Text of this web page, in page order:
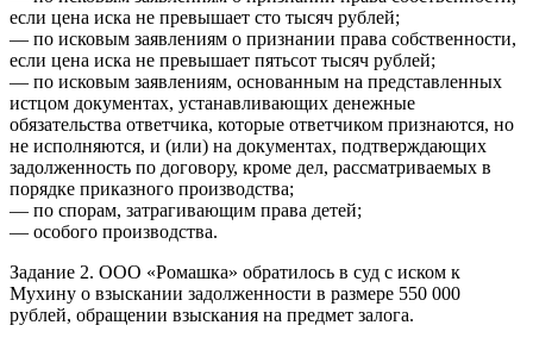
если цена иска не превышает сто тысяч рублей;
— по исковым заявлениям о признании права собственности,
если цена иска не превышает пятьсот тысяч рублей;
— по исковым заявлениям, основанным на представленных
истцом документах, устанавливающих денежные
обязательства ответчика, которые ответчиком признаются, но
не исполняются, и (или) на документах, подтверждающих
задолженность по договору, кроме дел, рассматриваемых в
порядке приказного производства;
— по спорам, затрагивающим права детей;
— особого производства.
Задание 2. ООО «Ромашка» обратилось в суд с иском к
Мухину о взыскании задолженности в размере 550 000
рублей, обращении взыскания на предмет залога.